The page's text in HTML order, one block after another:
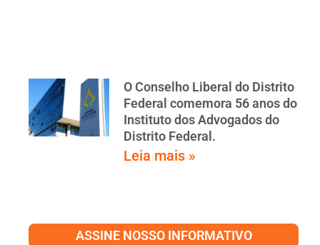
O Conselho Liberal do Distrito
Federal comemora 56 anos do
Instituto dos Advogados do
Distrito Federal.
Leia mais »
ASSINE NOSSO INFORMATIVO